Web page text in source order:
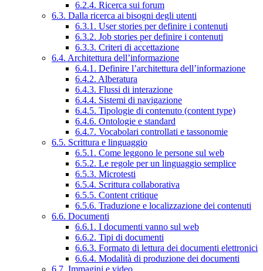
6.2.4. Ricerca sui forum
6.3. Dalla ricerca ai bisogni degli utenti
6.3.1. User stories per definire i contenuti
6.3.2. Job stories per definire i contenuti
6.3.3. Criteri di accettazione
6.4. Architettura dell’informazione
6.4.1. Definire l’architettura dell’informazione
6.4.2. Alberatura
6.4.3. Flussi di interazione
6.4.4. Sistemi di navigazione
6.4.5. Tipologie di contenuto (content type)
6.4.6. Ontologie e standard
6.4.7. Vocabolari controllati e tassonomie
6.5. Scrittura e linguaggio
6.5.1. Come leggono le persone sul web
6.5.2. Le regole per un linguaggio semplice
6.5.3. Microtesti
6.5.4. Scrittura collaborativa
6.5.5. Content critique
6.5.6. Traduzione e localizzazione dei contenuti
6.6. Documenti
6.6.1. I documenti vanno sul web
6.6.2. Tipi di documenti
6.6.3. Formato di lettura dei documenti elettronici
6.6.4. Modalità di produzione dei documenti
6.7. Immagini e video